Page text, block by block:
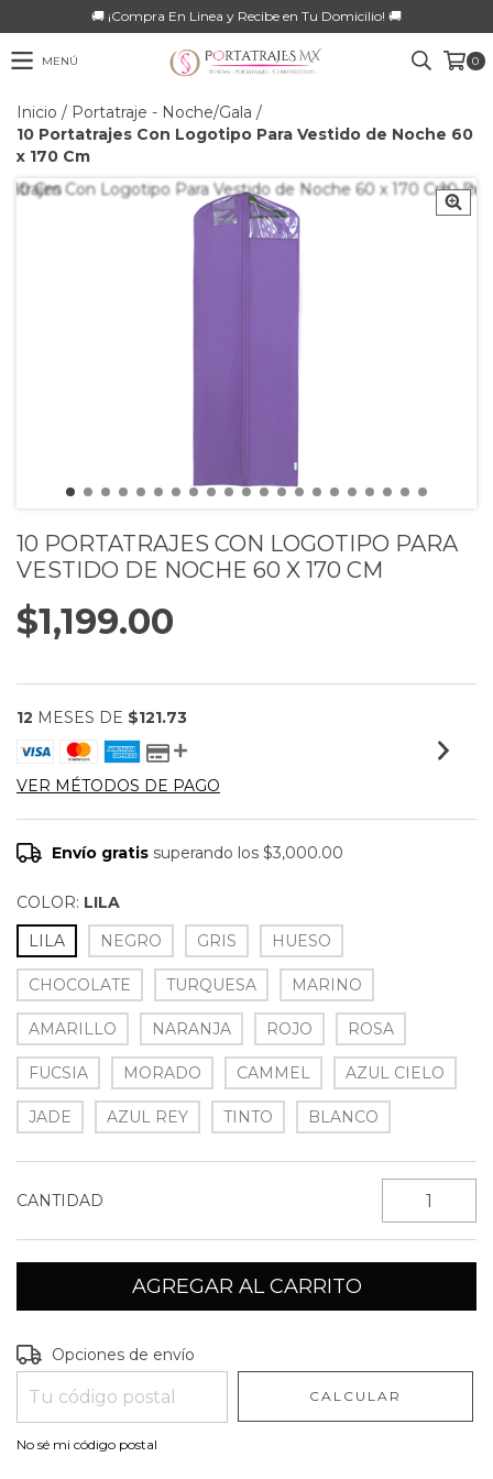
🚚 ¡Compra En Linea y Recibe en Tu Domicilio! 🚚
MENÚ 0
Inicio / Portatraje - Noche/Gala /
10 Portatrajes Con Logotipo Para Vestido de Noche 60
x 170 Cm
10 PORTATRAJES CON LOGOTIPO PARA
VESTIDO DE NOCHE 60 X 170 CM
$1,199.00
12 MESES DE $121.73
VER MÉTODOS DE PAGO
Envío gratis superando los$3,000.00
COLOR: LILA
LILA
NEGRO GRIS HUESO
CHOCOLATE TURQUESA MARINO
AMARILLO NARANJA ROJO ROSA
FUCSIA MORADO CAMMEL AZUL CIELO
JADE AZUL REY TINTO BLANCO
CANTIDAD
Entregas para el CP:
Opciones de envío
CALCULAR
No sé mi código postal